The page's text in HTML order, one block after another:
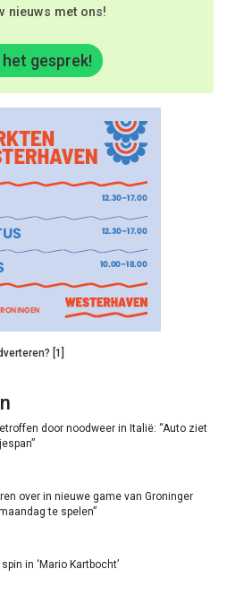
nieuws met ons!
gesprek!
[1]
door noodweer in Italië: “Auto ziet
over in nieuwe game van Groninger
te spelen”
in ‘Mario Kartbocht’